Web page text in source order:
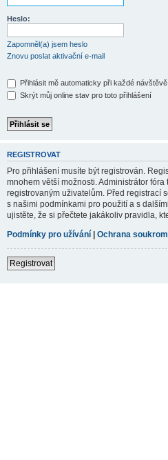
Heslo:
Zapomněl(a) jsem heslo
Znovu poslat aktivační e-mail
Přihlásit mě automaticky při každé návštěvě
Skrýt můj online stav pro toto přihlášení
REGISTROVAT
Pro přihlášení musíte být registrován.
mnohem větší možnosti. Administrátor
registrovaným uživatelům. Před registrací
s našimi podmínkami pro použití a s
ujistěte, že si přečtete jakákoliv pravidla,
Podmínky pro užívání | Ochrana
Registrovat